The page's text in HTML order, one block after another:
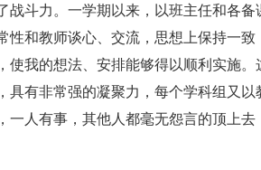
战斗力。一学期以来，以班主任和各备
性和教师谈心、交流，思想上保持一致
使我的想法、安排能够得以顺利实施
具有非常强的凝聚力，每个学科组又
一人有事，其他人都毫无怨言的顶上